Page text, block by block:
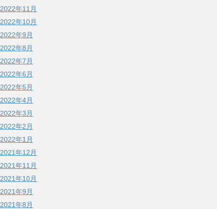
2022年11月
2022年10月
2022年9月
2022年8月
2022年7月
2022年6月
2022年5月
2022年4月
2022年3月
2022年2月
2022年1月
2021年12月
2021年11月
2021年10月
2021年9月
2021年8月